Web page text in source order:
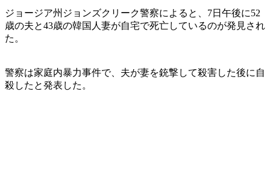
ジョージア州ジョンズクリーク警察によると、7日午後に52
歳の夫と43歳の韓国人妻が自宅で死亡しているのが発見され
た。
警察は家庭内暴力事件で、夫が妻を銃撃して殺害した後に自
殺したと発表した。